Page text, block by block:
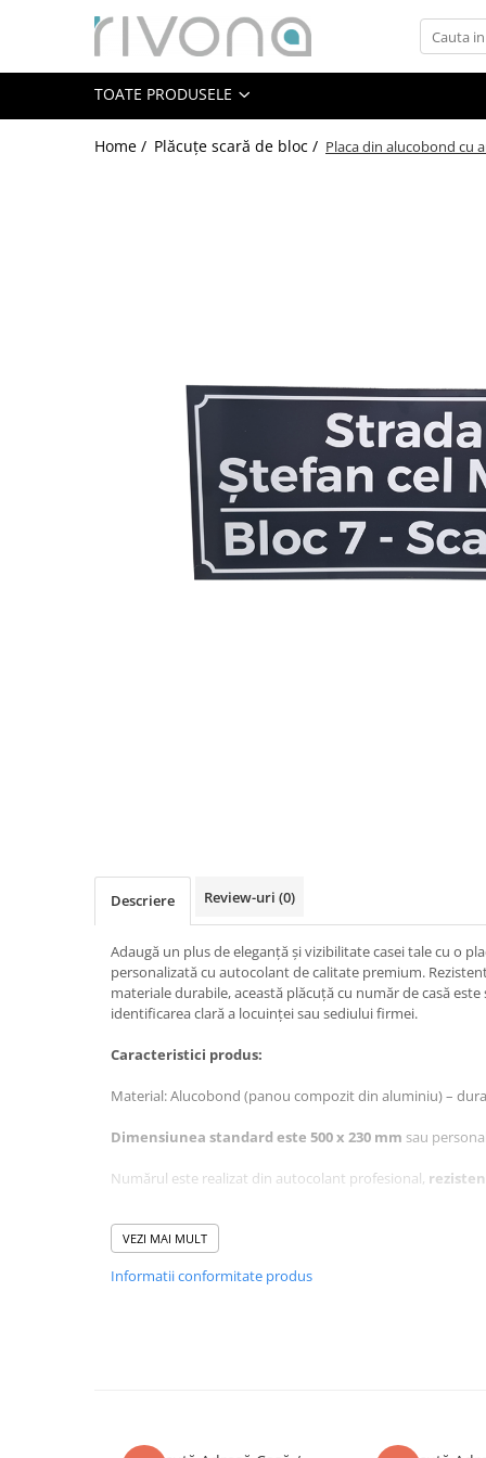
Toate Produsele
Plăcuțe casă personalizate
Plăcuțe apartament personalizate
Cadouri personalizate premium
Trofee personalizate din acrilic
Tablouri din sticla acrilica
Arbori Aurii Contemporani
TOATE PRODUSELE
Home / Plăcuțe scară de bloc / Placa din alucobond cu
Descriere Review-uri (0)
Adaugă un plus de eleganță și vizibilitate casei tale cu o
personalizată cu autocolant de calitate premium.
materiale durabile, această plăcuță cu număr de casă
identificarea clară a locuinței sau sediului firmei.
Caracteristici produs:
Material: Alucobond (panou compozit din aluminiu) –
Dimensiunea standard este 500 x 230 mm sau
Numărul este realizat din autocolant profesional,
Montaj facil – cu surburi sau lipire
Nu necesită întreținere – rezistă ani de zile fără
VEZI MAI MULT
Informatii conformitate produs